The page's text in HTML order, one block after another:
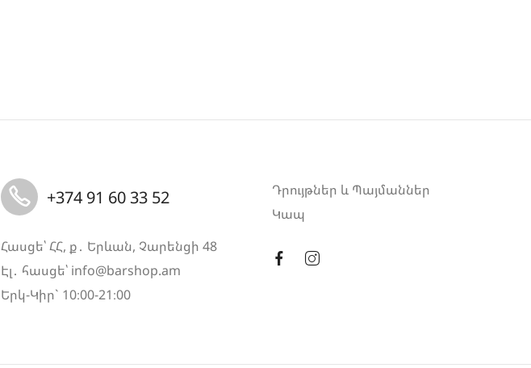
+374 91 60 33 52
Հասցե՝ ՀՀ, ք․ Երևան, Չարենցի 48
Էլ․ հասցե՝ info@barshop.am
Երկ-Կիր` 10։00-21։00
Դրույթներ և Պայմաններ
Կապ